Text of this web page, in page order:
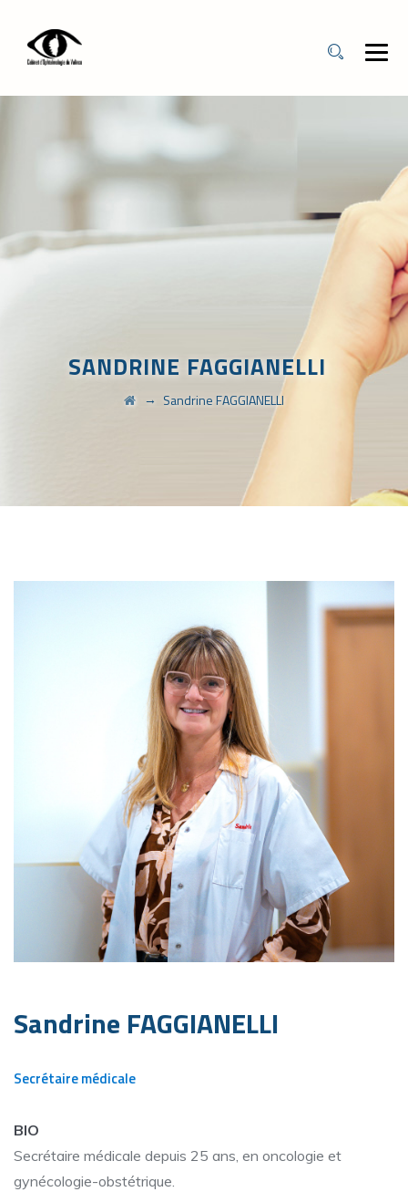
SANDRINE FAGGIANELLI
→ Sandrine FAGGIANELLI
Sandrine FAGGIANELLI
Secrétaire médicale
BIO
Secrétaire médicale depuis 25 ans, en oncologie et
gynécologie-obstétrique.